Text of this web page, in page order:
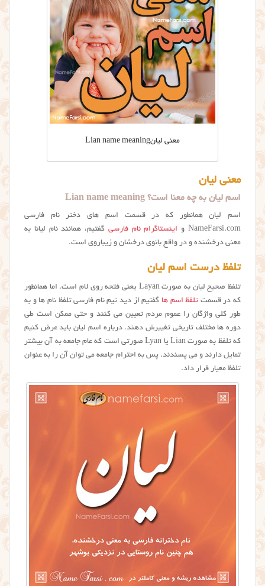
معنی لیانLian name meaning
معنی لیان
اسم لیان به چه معنا است؟ Lian name meaning
اسم لیان همانطور که در قسمت اسم های دختر نام فارسی
NameFarsi.com و
اینستاگرام نام فارسی گفتیم، همانند نام لیانا به
معنی درخشنده و در واقع بانوی درخشان و زیباروی است.
تلفظ درست اسم لیان
تلفظ صحیح لیان به صورت Layan یعنی فتحه روی لام است. اما همانطور
که در قسمت تلفظ اسم ها گفتیم از دید تیم نام فارسی تلفظ نام ها و به
طور کلی واژگان را عموم مردم تعیین می کنند و حتی ممکن است طی
دوره ها مختلف تاریخی تغییرش دهند. درباره اسم لیان باید عرض کنیم
که تلفظ به صورت Lian یا Lyan صورتی است که عام جامعه به آن بیشتر
تمایل دارند و می پسندند. پس به احترام جامعه می توان آن را به عنوان
تلفظ معیار قرار داد.